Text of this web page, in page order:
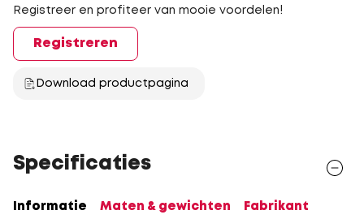
Registreer en profiteer van mooie voordelen!
Registreren
Download productpagina
Specificaties
Informatie Maten & gewichten Fabrikant